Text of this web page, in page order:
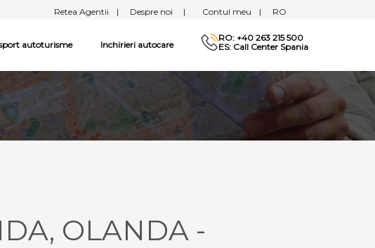
Retea Agentii | Despre noi | Contul meu | RO
autoturisme Inchirieri autocare
RO: +40 263 215 500
ES: Call Center Spania
OLANDA -